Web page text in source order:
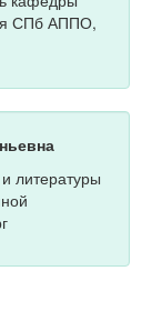
СПб АППО,
литературы